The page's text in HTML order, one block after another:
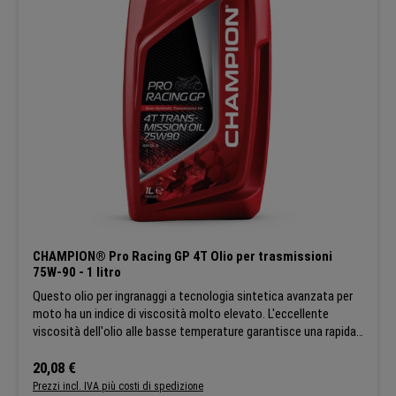
CHAMPION® Pro Racing GP 4T Olio per trasmissioni
75W-90 - 1 litro
Questo olio per ingranaggi a tecnologia sintetica avanzata per
moto ha un indice di viscosità molto elevato. L'eccellente
viscosità dell'olio alle basse temperature garantisce una rapida
degli ingranaggi. APPLICAZIONI:Si tratta di un olio speciale per
ingranaggi con proprietà di pressione estrema. È stato
Prezzo normale:
20,08 €
Prezzi incl. IVA più costi di spedizione